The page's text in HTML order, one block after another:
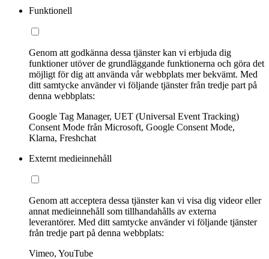
Funktionell
Genom att godkänna dessa tjänster kan vi erbjuda dig
funktioner utöver de grundläggande funktionerna och göra det
möjligt för dig att använda vår webbplats mer bekvämt. Med
ditt samtycke använder vi följande tjänster från tredje part på
denna webbplats:
Google Tag Manager, UET (Universal Event Tracking)
Consent Mode från Microsoft, Google Consent Mode,
Klarna, Freshchat
Externt medieinnehåll
Genom att acceptera dessa tjänster kan vi visa dig videor eller
annat medieinnehåll som tillhandahålls av externa
leverantörer. Med ditt samtycke använder vi följande tjänster
från tredje part på denna webbplats:
Vimeo, YouTube